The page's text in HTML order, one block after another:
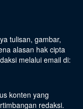
tulisan, gambar,
alasan hak cipta
melalui email di:
konten yang
redaksi.